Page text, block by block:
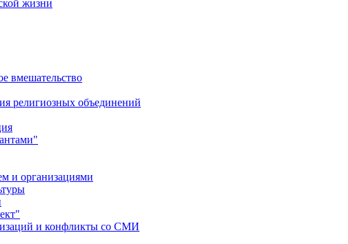
жизни
вмешательство
религиозных объединений
и организациями
и конфликты со СМИ